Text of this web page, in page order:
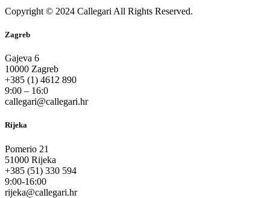
Copyright © 2024 Callegari All Rights Reserved.
Zagreb
Gajeva 6
10000 Zagreb
+385 (1) 4612 890
9:00 – 16:0
callegari@callegari.hr
Rijeka
Pomerio 21
51000 Rijeka
+385 (51) 330 594
9:00-16:00
rijeka@callegari.hr